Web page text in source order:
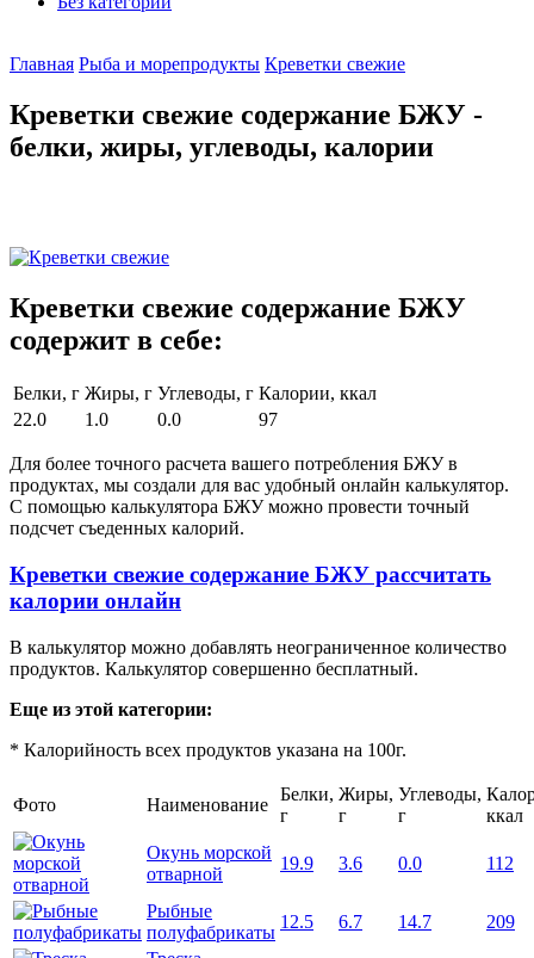
Главная Рыба и морепродукты Креветки свежие
Креветки свежие содержание БЖУ -
белки, жиры, углеводы, калории
Креветки свежие содержание БЖУ
содержит в себе:
Белки, г Жиры, г Углеводы, г Калории, ккал
22.0
1.0 0.0 97
Для более точного расчета вашего потребления БЖУ в
продуктах, мы создали для вас удобный онлайн калькулятор.
С помощью калькулятора БЖУ можно провести точный
подсчет съеденных калорий.
Креветки свежие содержание БЖУ рассчитать
калории онлайн
В калькулятор можно добавлять неограниченное количество
продуктов. Калькулятор совершенно бесплатный.
Еще из этой категории:
* Калорийность всех продуктов указана на 100г.
Фото Наименование
Белки,
г
Жиры,
г
Углеводы,
г
ккал
Окунь морской
отварной
19.9 3.6 0.0 112
Рыбные
полуфабрикаты
12.5 6.7 14.7
209